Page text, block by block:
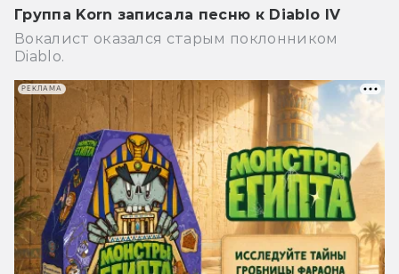
Группа Korn записала песню к Diablo IV
Вокалист оказался старым поклонником
Diablo.
РЕКЛАМА